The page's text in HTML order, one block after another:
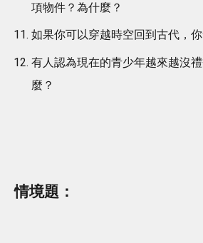
項物件？為什麼？
如果你可以穿越時空回到古代，
有人認為現在的青少年越來越沒
麼？
情境題：